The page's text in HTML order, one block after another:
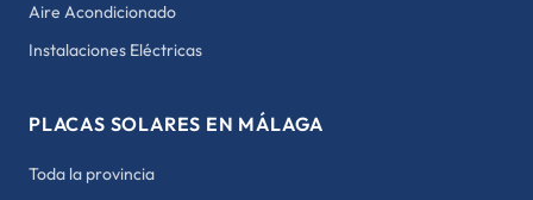
Aire Acondicionado
Instalaciones Eléctricas
PLACAS SOLARES EN MÁLAGA
Toda la provincia